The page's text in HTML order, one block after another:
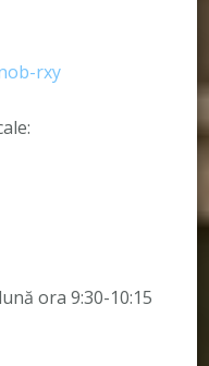
rxy
ora 9:30-10:15